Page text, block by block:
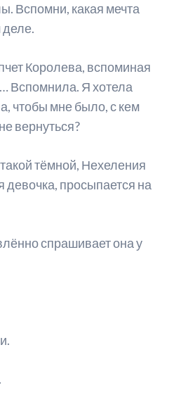
Вспомни, какая мечта
деле.
Королева, вспоминая
Вспомнила. Я хотела
чтобы мне было, с кем
вернуться?
тёмной, Нехеления
девочка, просыпается на
спрашивает она у